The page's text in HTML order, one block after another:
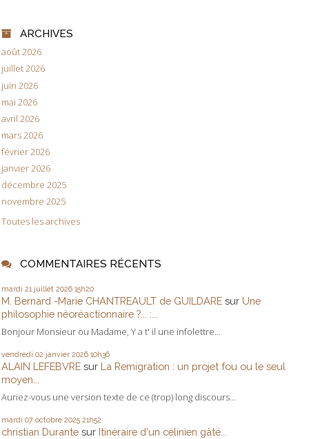
ARCHIVES
août 2026
juillet 2026
juin 2026
mai 2026
avril 2026
mars 2026
février 2026
janvier 2026
décembre 2025
novembre 2025
Toutes les archives
COMMENTAIRES RÉCENTS
mardi 21 juillet 2026 15h20
M. Bernard -Marie CHANTREAULT de GUILDARE sur Une
philosophie néoréactionnaire ?... :...
Bonjour Monsieur ou Madame, Y a t' il une infolettre...
vendredi 02 janvier 2026 10h36
ALAIN LEFEBVRE sur La Remigration : un projet fou ou le seul
moyen...
Auriez-vous une version texte de ce (trop) long discours...
mardi 07 octobre 2025 21h52
christian Durante sur Itinéraire d'un célinien gâté...